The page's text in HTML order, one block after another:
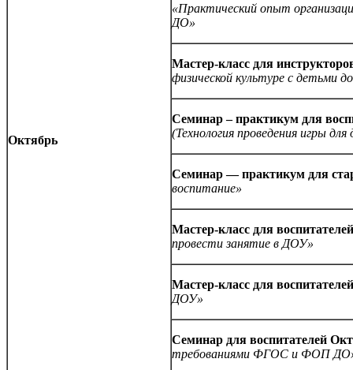
Октябрь
«Практический опыт
ДО»
Мастер-класс для
физической культуре с детьми
Семинар – практикум для
(Технология проведения игры
Семинар — практикум для
воспитание»
Мастер-класс для
провести занятие в ДОУ»
Мастер-класс для
ДОУ»
Семинар для воспитателей
требованиями ФГОС и ФОП